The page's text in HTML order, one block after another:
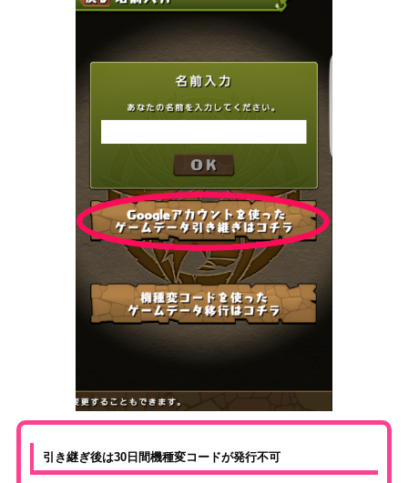
引き継ぎ後は30日間機種変コードが発行不可